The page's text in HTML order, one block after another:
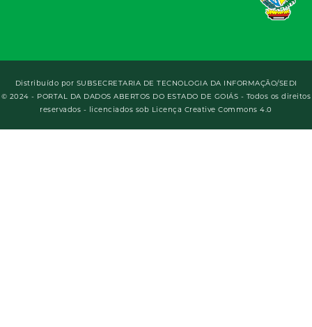
Distribuído por SUBSECRETARIA DE TECNOLOGIA DA INFORMAÇÃO/SEDI
© 2024 - PORTAL DA DADOS ABERTOS DO ESTADO DE GOIÁS - Todos os direitos
reservados - licenciados sob Licença Creative Commons 4.0